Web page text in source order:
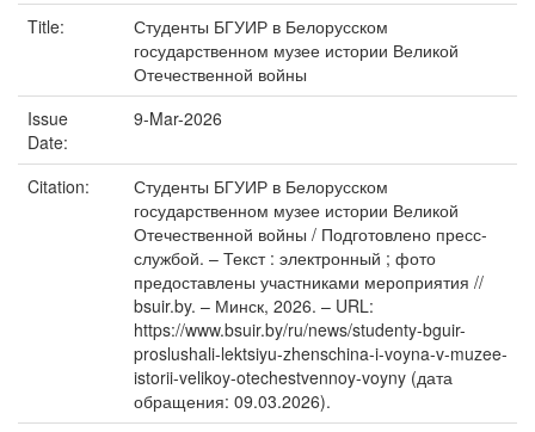
Title:
Студенты БГУИР в Белорусском
государственном музее истории Великой
Отечественной войны
Issue
Date:
9-Mar-2026
Citation:
Студенты БГУИР в Белорусском
государственном музее истории Великой
Отечественной войны / Подготовлено пресс-
службой. – Текст : электронный ; фото
предоставлены участниками мероприятия //
bsuir.by. – Минск, 2026. – URL:
https://www.bsuir.by/ru/news/studenty-bguir-
proslushali-lektsiyu-zhenschina-i-voyna-v-muzee-
istorii-velikoy-otechestvennoy-voyny (дата
обращения: 09.03.2026).